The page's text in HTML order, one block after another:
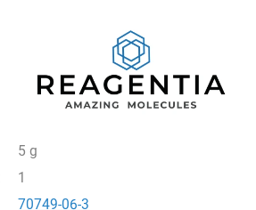
5 g
1
70749-06-3